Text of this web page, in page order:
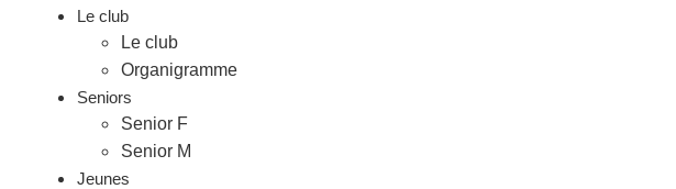
Le club
Le club
Organigramme
Seniors
Senior F
Senior M
Jeunes